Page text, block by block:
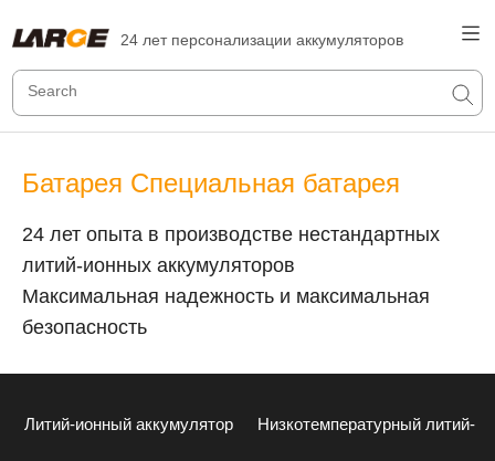
24 лет персонализации аккумуляторов
Батарея Специальная батарея
24 лет опыта в производстве нестандартных
литий-ионных аккумуляторов
Максимальная надежность и максимальная
безопасность
Литий-ионный аккумулятор Низкотемпературный литий-